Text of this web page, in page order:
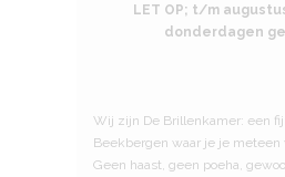
LET OP; t/m
donderdagen
Wij zijn De Brillenkamer: een
Beekbergen waar je je meteen
Geen haast, geen poeha,